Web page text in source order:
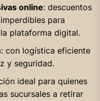
online: descuentos
para
plataforma digital.
: con logística eficiente
y seguridad.
ideal para quienes
sucursales a retirar